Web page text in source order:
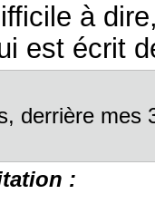
à
est écrit
derrière mes
: